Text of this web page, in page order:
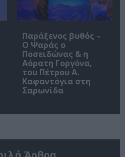
Παράξενος βυθός –
Ο Ψαράς ο
Ποσειδώνας & η
Αόρατη Γοργόνα,
του Πέτρου Α.
Καφαντόγια στη
Σαρωνίδα